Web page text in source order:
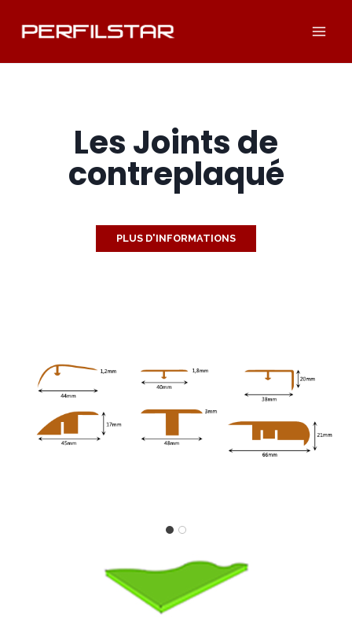
contenu
Les Joints de
contreplaqué
PLUS D'INFORMATIONS